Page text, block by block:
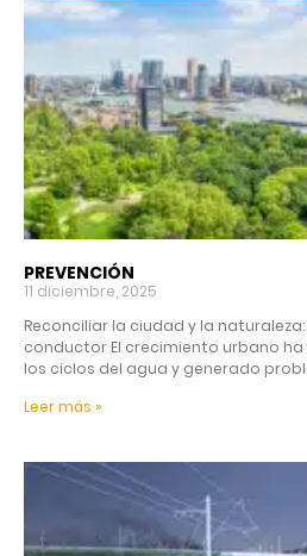
PREVENCIÓN
11 diciembre, 2025
Reconciliar la ciudad y la
conductor El crecimiento urbano
los ciclos del agua y generado
Leer más »